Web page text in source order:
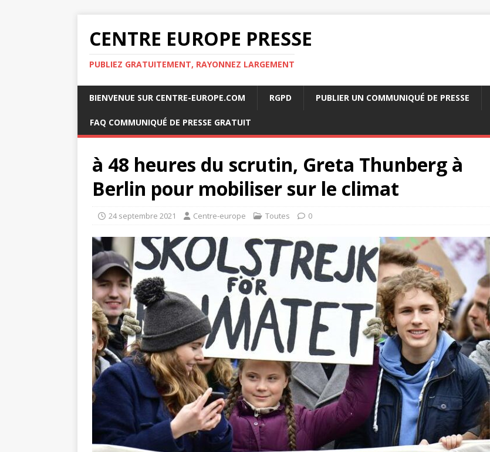
CENTRE EUROPE PRESSE
PUBLIEZ GRATUITEMENT, RAYONNEZ LARGEMENT
BIENVENUE SUR CENTRE-EUROPE.COM RGPD PUBLIER UN COMMUNIQUÉ DE PRESSE
FAQ COMMUNIQUÉ DE PRESSE GRATUIT
à 48 heures du scrutin, Greta Thunberg à
Berlin pour mobiliser sur le climat
24 septembre 2021 Centre-europe Toutes 0